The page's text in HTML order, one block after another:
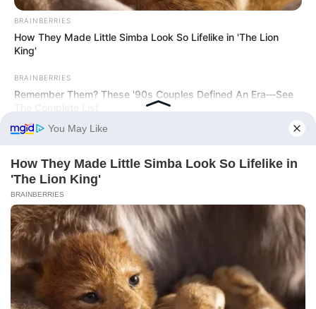
BRAINBERRIES
How They Made Little Simba Look So Lifelike in 'The Lion
King'
BRAINBERRIES
Remember Them? These '90s Couples Defined An Era—See
The Complete List
BRAINBERRIES